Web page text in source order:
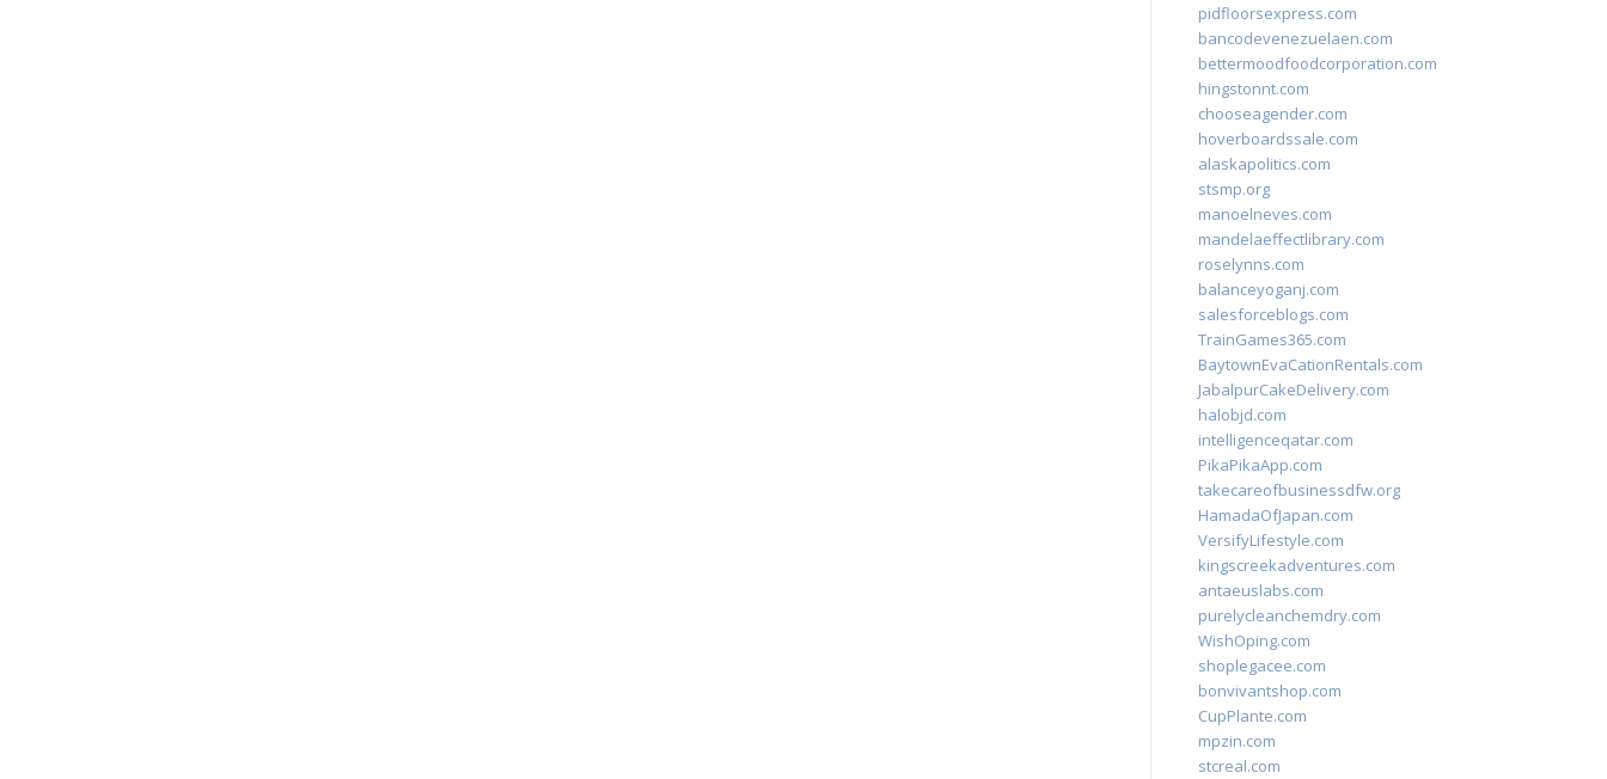
pidfloorsexpress.com
bancodevenezuelaen.com
bettermoodfoodcorporation.com
hingstonnt.com
chooseagender.com
hoverboardssale.com
alaskapolitics.com
stsmp.org
manoelneves.com
mandelaeffectlibrary.com
roselynns.com
balanceyoganj.com
salesforceblogs.com
TrainGames365.com
BaytownEvaCationRentals.com
JabalpurCakeDelivery.com
halobjd.com
intelligenceqatar.com
PikaPikaApp.com
takecareofbusinessdfw.org
HamadaOfJapan.com
VersifyLifestyle.com
kingscreekadventures.com
antaeuslabs.com
purelycleanchemdry.com
WishOping.com
shoplegacee.com
bonvivantshop.com
CupPlante.com
mpzin.com
stcreal.com